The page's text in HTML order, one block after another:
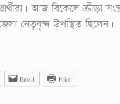
আজ বিকেলে ক্রীড়া
নেতৃবৃন্দ উপস্থিত ছিলেন।
Email Print